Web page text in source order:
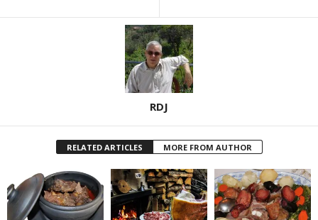
RDJ
RELATED ARTICLES MORE FROM AUTHOR